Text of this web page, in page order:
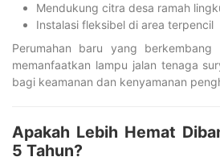
Mendukung citra desa ramah
Instalasi fleksibel di area terpencil
Perumahan baru yang
memanfaatkan lampu jalan tenaga
bagi keamanan dan kenyamanan
Apakah Lebih Hemat
5 Tahun?